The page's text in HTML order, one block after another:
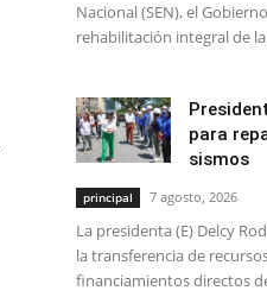
Nacional (SEN), el
rehabilitación integral de
para
sismos
principal 7 agosto, 2026
La presidenta (E) Delcy
la transferencia de
financiamientos directos